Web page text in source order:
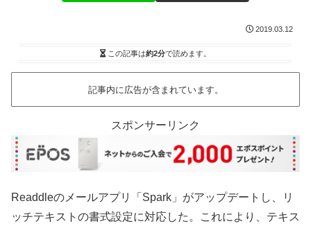
2019.03.12
この記事は約2分で読めます。
記事内に広告が含まれています。
スポンサーリンク
Readdleのメールアプリ「Spark」がアップデートし、リ
ッチテキストの書式設定に対応した。これにより、テキス